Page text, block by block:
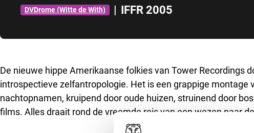
DVDrome (Witte de With) | IFFR 2005
De nieuwe hippe Amerikaanse folkies van Tower Recordings
introspectieve zelfantropologie. Het is een grappige montage
nachtopnamen, kruipend door oude huizen, struinend door
films. Alles draait rond de vreemde reis van een wezen naar